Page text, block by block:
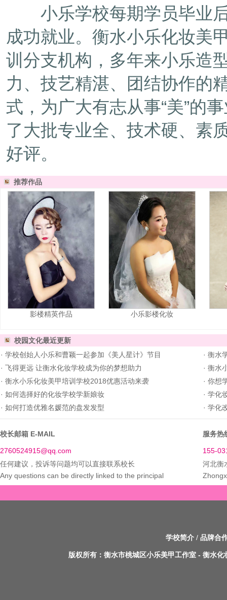
小乐学校每期学员毕业后
成功就业。衡水小乐化妆美
训分支机构，多年来小乐造
力、技艺精湛、团结协作的
式，为广大有志从事“美”的
了大批专业全、技术硬、素
好评。
推荐作品
影楼精英作品 小乐影楼化妆
校园文化最近更新
· 学校创始人小乐和曹颖一起参加《美人星计》节目 · 衡水
· 飞得更远 让衡水化妆学校成为你的梦想助力 · 衡水
· 衡水小乐化妆美甲培训学校2018优惠活动来袭 · 你想
· 如何选择好的化妆学校学新娘妆 · 学化
· 如何打造优雅名媛范的盘发发型 · 学化
校长邮箱 E-MAIL 服务热
2760524915@qq.com
155-
任何建议，投诉等问题均可以直接联系校长
河北衡
Any questions can be directly linked to the principal
学校简介 / 品牌合
版权所有： 衡水市桃城区小乐美甲工作室- 衡水化